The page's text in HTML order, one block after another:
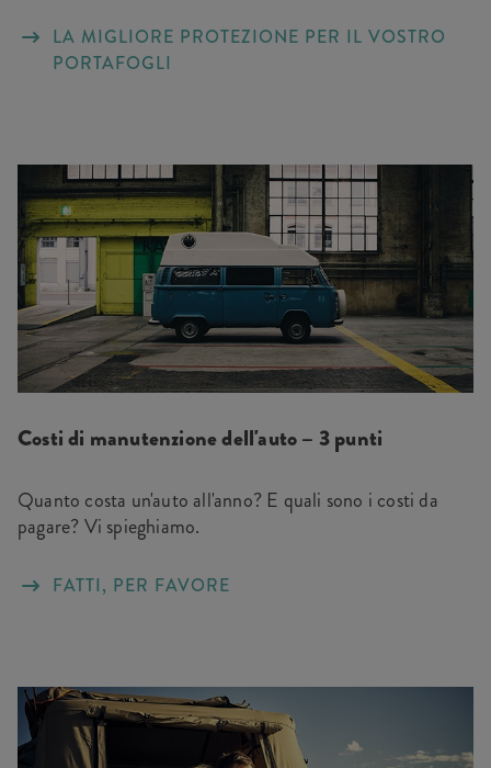
LA MIGLIORE PROTEZIONE PER IL VOSTRO
PORTAFOGLI
Costi di manutenzione dell'auto – 3 punti
Quanto costa un'auto all'anno? E quali sono i costi da
pagare? Vi spieghiamo.
FATTI, PER FAVORE